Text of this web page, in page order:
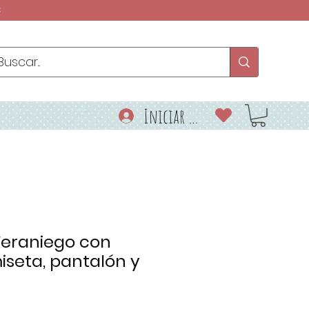
Iniciar sesión
con
pantalón y